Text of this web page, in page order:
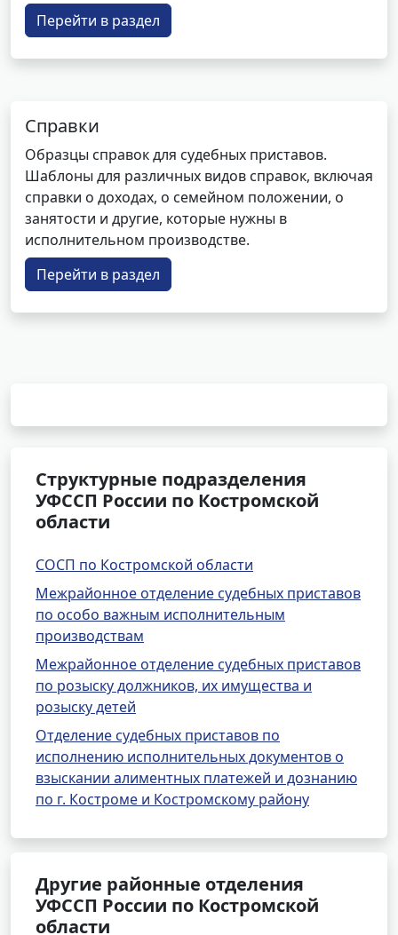
Перейти в раздел
Справки
Образцы справок для судебных приставов.
Шаблоны для различных видов справок, включая
справки о доходах, о семейном положении, о
занятости и другие, которые нужны в
исполнительном производстве.
Перейти в раздел
Структурные подразделения
УФССП России по Костромской
области
СОСП по Костромской области
Межрайонное отделение судебных приставов
по особо важным исполнительным
производствам
Межрайонное отделение судебных приставов
по розыску должников, их имущества и
розыску детей
Отделение судебных приставов по
исполнению исполнительных документов о
взыскании алиментных платежей и дознанию
по г. Костроме и Костромскому району
Другие районные отделения
УФССП России по Костромской
области